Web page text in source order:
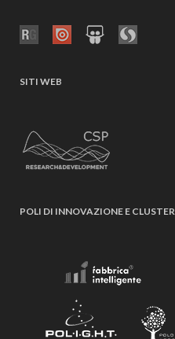
SITI WEB
POLI DI INNOVAZIONE E CLUSTER